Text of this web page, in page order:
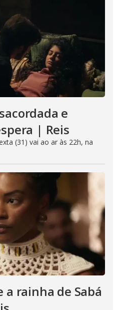
e
| Reis
(31) vai ao ar às 22h, na
a rainha de Sabá